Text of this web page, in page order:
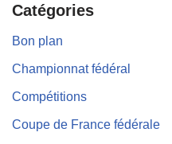
Catégories
Bon plan
Championnat fédéral
Compétitions
Coupe de France fédérale